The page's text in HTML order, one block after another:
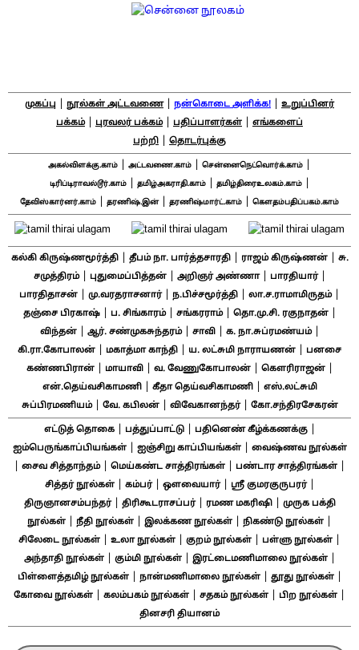
முகப்பு நூல்கள் அட்டவணை| நன்கொடை அளிக்க!
உறுப்பினர்
பக்கம்| புரவலர் பக்கம்| பதிப்பாளர்கள்
எங்களைப்
பற்றி
தொடர்புக்கு
அகல்விளக்கு.காம் அட்டவணை.காம் சென்னைநெட்வொர்க்.காம்
டிரிப்டிராவல்டூர்.காம்| தமிழ்அகராதி.காம்| தமிழ்திரைஉலகம்.காம்|
தேவிஸ்கார்னர்.காம் தரணிஷ்.இன்| தரணிஷ்மார்ட்.காம் கௌதம்பதிப்பகம்.காம்
கல்கி கிருஷ்ணமூர்த்தி| தீபம் நா. பார்த்தசாரதி| ராஜம் கிருஷ்ணன்|
சு.
சமுத்திரம்| புதுமைப்பித்தன்| அறிஞர் அண்ணா| பாரதியார்|
பாரதிதாசன் மு.வரதராசனார்| ந.பிச்சமூர்த்தி லா.ச.ராமாமிருதம்|
தஞ்சை பிரகாஷ்| ப. சிங்காரம்| சங்கரராம்| தொ.மு.சி. ரகுநாதன்|
விந்தன்| ஆர். சண்முகசுந்தரம்| சாவி| க. நா.சுப்ரமண்யம்|
கி.ரா.கோபாலன் மகாத்மா காந்தி ய. லட்சுமி நாராயணன்
பனசை
கண்ணபிரான்| மாயாவி| வ. வேணுகோபாலன்| கௌரிராஜன்|
என்.தெய்வசிகாமணி| கீதா தெய்வசிகாமணி|
எஸ்.லட்சுமி
சுப்பிரமணியம்| வே. கபிலன்| விவேகானந்தர்| கோ.சந்திரசேகரன்
எட்டுத் தொகை| பத்துப்பாட்டு| பதினெண் கீழ்க்கணக்கு|
ஐம்பெருங்காப்பியங்கள்| ஐஞ்சிறு காப்பியங்கள்| வைஷ்ணவ நூல்கள்
சைவ சித்தாந்தம்| மெய்கண்ட சாத்திரங்கள் பண்டார சாத்திரங்கள்
சித்தர் நூல்கள்| கம்பர்| ஔவையார்| ஸ்ரீ குமரகுருபரர்|
திருஞானசம்பந்தர்| திரிகூடராசப்பர்| ரமண மகரிஷி|
முருக பக்தி
நூல்கள்
நீதி நூல்கள் இலக்கண நூல்கள் நிகண்டு நூல்கள்
சிலேடை நூல்கள் உலா நூல்கள் குறம் நூல்கள் பள்ளு நூல்கள்
அந்தாதி நூல்கள்| கும்மி நூல்கள்| இரட்டைமணிமாலை நூல்கள்|
பிள்ளைத்தமிழ் நூல்கள்| நான்மணிமாலை நூல்கள்| தூது நூல்கள்|
கோவை நூல்கள் கலம்பகம் நூல்கள் சதகம் நூல்கள் பிற நூல்கள்
தினசரி தியானம்